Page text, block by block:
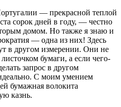
— прекрасной теплой
сорок дней в году, — честно
домом. Но также я знаю и
— одна из них! Здесь
в другом измерении. Они не
бумаги, а если чего-
запрос в другом
С моим умением
бумажная волокита
казнь.